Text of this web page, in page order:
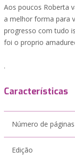
Aos poucos Roberta
a melhor forma para
progresso com tudo
foi o proprio
.
Características
Número de páginas
Edição